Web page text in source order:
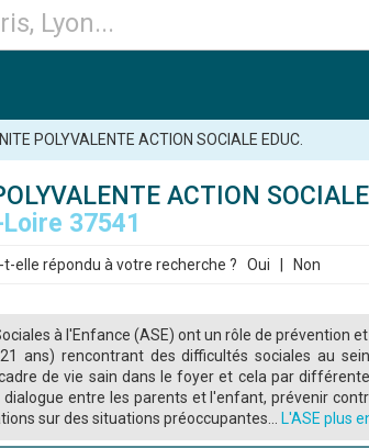
POLYVALENTE ACTION SOCIALE EDUC.
ACTION
37541
elle répondu à votre recherche ? Oui Non
à l'Enfance (ASE) ont un rôle de prévention
ans) rencontrant des difficultés sociales au
de vie sain dans le foyer et cela par
dialogue entre les parents et l'enfant, prévenir
sur des situations préoccupantes...
L'ASE plus